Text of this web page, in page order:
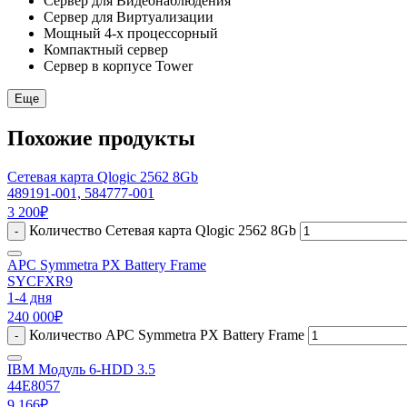
Сервер для Виртуализации
Мощный 4-х процессорный
Компактный сервер
Сервер в корпусе Tower
Еще
Похожие продукты
Сетевая карта Qlogic 2562 8Gb
489191-001, 584777-001
3 200₽
- Количество Сетевая карта Qlogic 2562 8Gb
APC Symmetra PX Battery Frame
SYCFXR9
1-4 дня
240 000₽
- Количество APC Symmetra PX Battery Frame
IBM Модуль 6-HDD 3.5
44E8057